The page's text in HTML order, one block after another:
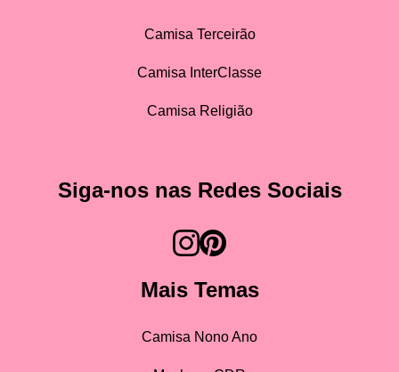
Camisa Terceirão
Camisa InterClasse
Camisa Religião
Siga-nos nas Redes Sociais
Mais Temas
Camisa Nono Ano